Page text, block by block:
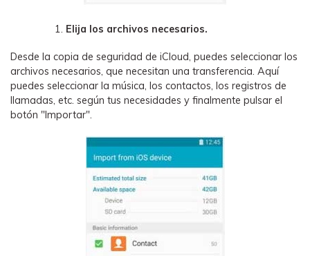
Elija los archivos necesarios.
Desde la copia de seguridad de iCloud, puedes seleccionar los
archivos necesarios, que necesitan una transferencia. Aquí
puedes seleccionar la música, los contactos, los registros de
llamadas, etc. según tus necesidades y finalmente pulsar el
botón "Importar".